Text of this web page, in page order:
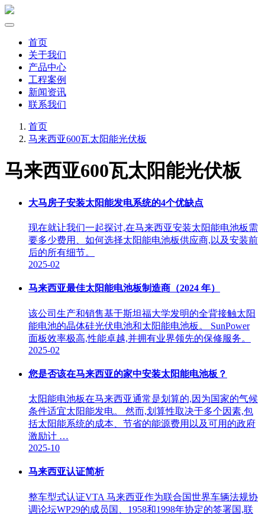
首页
关于我们
产品中心
工程案例
新闻资讯
联系我们
首页
马来西亚600瓦太阳能光伏板
马来西亚600瓦太阳能光伏板
大马房子安装太阳能发电系统的4个优缺点
现在就让我们一起探讨,在马来西亚安装太阳能电池板需
要多少费用、如何选择太阳能电池板供应商,以及安装前
后的所有细节。
2025-02
马来西亚最佳太阳能电池板制造商（2024 年）
该公司生产和销售基于斯坦福大学发明的全背接触太阳
能电池的晶体硅光伏电池和太阳能电池板。 SunPower
面板效率极高,性能卓越,并拥有业界领先的保修服务。
2025-02
您是否该在马来西亚的家中安装太阳能电池板？
太阳能电池板在马来西亚通常是划算的,因为国家的气候
条件适宜太阳能发电。 然而,划算性取决于多个因素,包
括太阳能系统的成本、节省的能源费用以及可用的政府
激励计 …
2025-10
马来西亚认证简析
整车型式认证VTA 马来西亚作为联合国世界车辆法规协
调论坛WP29的成员国、1958和1998年协定的签署国,联